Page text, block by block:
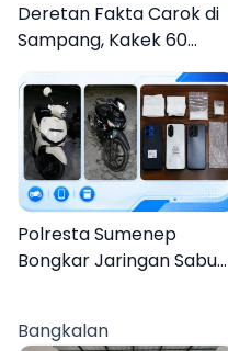
Deretan Fakta Carok di
Sampang, Kakek 60
Tahun Duel Melawan 2
Pria
Polresta Sumenep
Bongkar Jaringan Sabu
Bangkalan